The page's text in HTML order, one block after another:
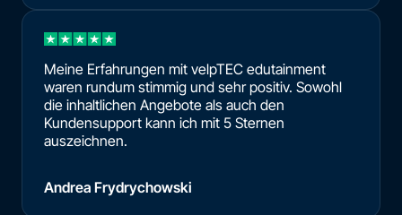
Meine Erfahrungen mit velpTEC edutainment
waren rundum stimmig und sehr positiv. Sowohl
die inhaltlichen Angebote als auch den
Kundensupport kann ich mit 5 Sternen
auszeichnen.
Andrea Frydrychowski